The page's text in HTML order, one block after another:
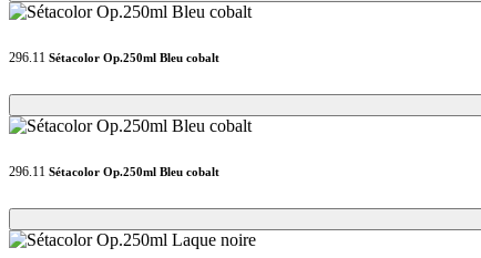
296.11 Sétacolor Op.250ml Bleu cobalt
Loading...
Loading...
296.11 Sétacolor Op.250ml Bleu cobalt
Loading...
Loading...